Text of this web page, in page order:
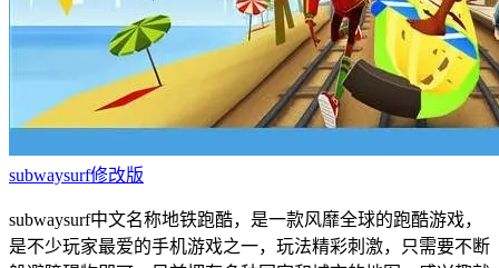
subwaysurf修改版
subwaysurf中文名称地铁跑酷，是一款风靡全球的跑酷游戏，
是不少玩家最爱的手机游戏之一，玩法精彩刺激，只需要不断